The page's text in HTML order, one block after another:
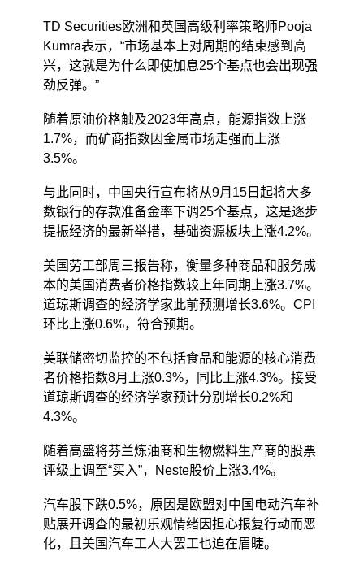
TD Securities欧洲和英国高级利率策略师Pooja
Kumra表示，“市场基本上对周期的结束感到高
兴，这就是为什么即使加息25个基点也会出现强
劲反弹。”
随着原油价格触及2023年高点，能源指数上涨
1.7%，而矿商指数因金属市场走强而上涨
3.5%。
与此同时，中国央行宣布将从9月15日起将大多
数银行的存款准备金率下调25个基点，这是逐步
提振经济的最新举措，基础资源板块上涨4.2%。
美国劳工部周三报告称，衡量多种商品和服务成
本的美国消费者价格指数较上年同期上涨3.7%。
道琼斯调查的经济学家此前预测增长3.6%。CPI
环比上涨0.6%，符合预期。
美联储密切监控的不包括食品和能源的核心消费
者价格指数8月上涨0.3%，同比上涨4.3%。接受
道琼斯调查的经济学家预计分别增长0.2%和
4.3%。
随着高盛将芬兰炼油商和生物燃料生产商的股票
评级上调至“买入”，Neste股价上涨3.4%。
汽车股下跌0.5%，原因是欧盟对中国电动汽车补
贴展开调查的最初乐观情绪因担心报复行动而恶
化，且美国汽车工人大罢工也迫在眉睫。